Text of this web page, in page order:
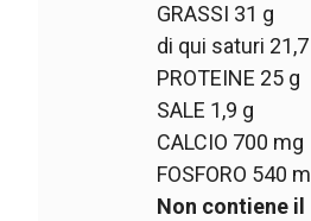
GRASSI 31 g
di qui saturi
PROTEINE 25 g
SALE 1,9 g
CALCIO 700 mg
FOSFORO 540
Non contiene il